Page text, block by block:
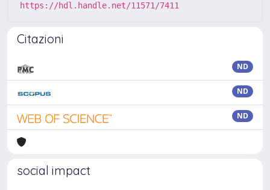
https://hdl.handle.net/11571/7411
Citazioni
ND
ND
ND
social impact